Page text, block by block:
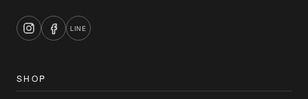
LINE
SHOP